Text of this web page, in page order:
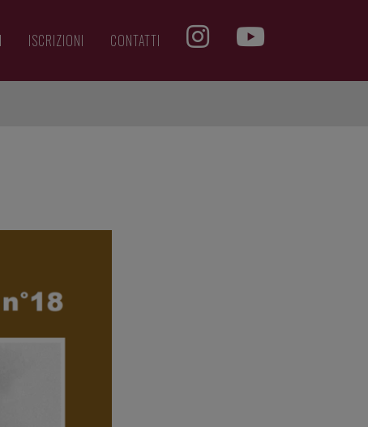
ISCRIZIONI CONTATTI